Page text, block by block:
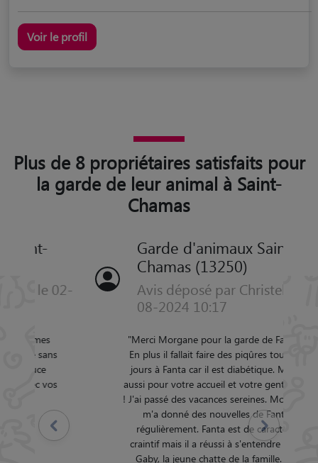
Voir le profil
Plus de 8 propriétaires satisfaits pour
la garde de leur animal à Saint-
Chamas
Garde d'animaux Saint-
Chamas (13250)
Avis déposé par Christelle le 27-
08-2024 10:17
Merci Morgane pour la garde de Fanta !
En plus il fallait faire des piqûres tous les
jours à Fanta car il est diabétique. Merci
aussi pour votre accueil et votre gentillesse
! J'ai passé des vacances sereines. Morgane
m'a donné des nouvelles de Fanta
régulièrement. Fanta est de caractère
craintif mais il a réussi à s'entendre avec
Gaby, la jeune chatte de la famille. J'ai
Précédent Suivant